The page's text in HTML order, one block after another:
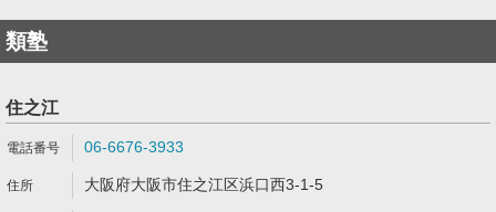
類塾
住之江
06-6676-3933
大阪府大阪市住之江区浜口西3-1-5